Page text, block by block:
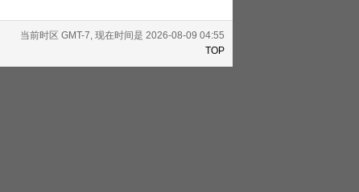
当前时区 GMT-7, 现在时间是 2026-08-09 04:55
TOP